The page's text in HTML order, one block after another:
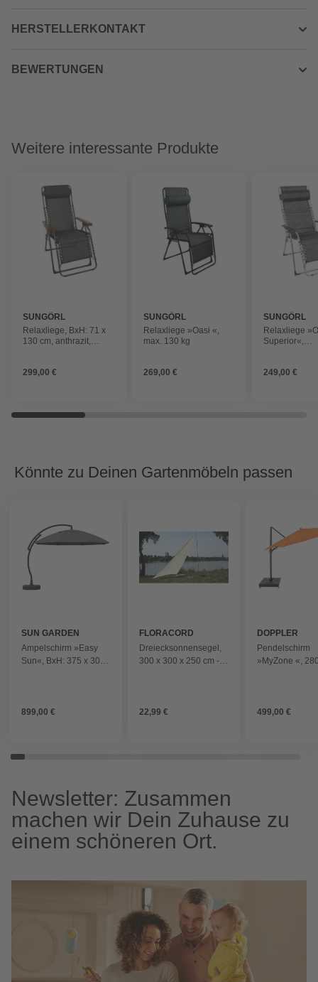
HERSTELLERKONTAKT
BEWERTUNGEN
Weitere interessante Produkte
SUNGÖRL
Relaxliege, BxH: 71 x
130 cm, anthrazit,
299,00 €
SUNGÖRL
Relaxliege »Oasi «,
max. 130 kg
269,00 €
SUNGÖRL
Relaxliege
Superior«,
verstellbar/
249,00 €
Könnte zu Deinen Gartenmöbeln passen
SUN GARDEN
Ampelschirm »Easy
Sun«, BxH: 375 x 305
899,00 €
FLORACORD
Dreiecksonnensegel,
300 x 300 x 250 cm -
22,99 €
DOPPLER
Pendelschirm
»MyZone «,
499,00 €
Newsletter: Zusammen
machen wir Dein Zuhause zu
einem schöneren Ort.